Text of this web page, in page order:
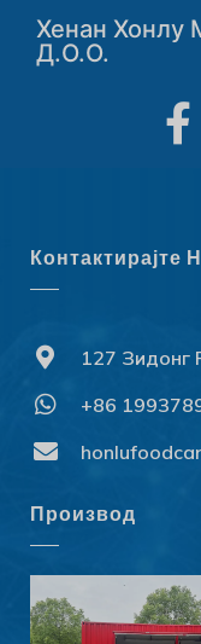
Хенан Хонлу
Д.о.о.
Контактирајте
127 Зидонг
+86
Производ